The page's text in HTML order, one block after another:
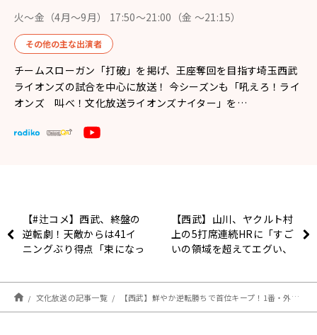
火～金（4月〜9月） 17:50～21:00（金 ～21:15）
その他の主な出演者
チームスローガン「打破」を掲げ、王座奪回を目指す埼玉西武
ライオンズの試合を中心に放送！ 今シーズンも「吼えろ！ライ
オンズ 叫べ！文化放送ライオンズナイター」を…
【#辻コメ】西武、終盤の
逆転劇！天敵からは41イ
ニングぶり得点「束になっ
【西武】山川、ヤクルト村
上の5打席連続HRに「すご
いの領域を超えてエグい、
文化放送の記事一覧 【西武】鮮やか逆転勝ちで首位キープ！1番・外崎の全5打席出塁に源田も「めちゃくちゃカッコよかった」